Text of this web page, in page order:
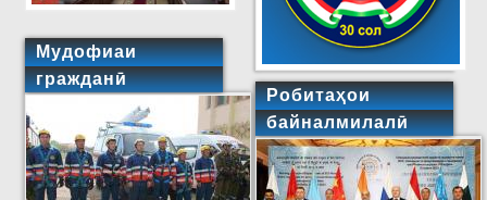
Мудофиаи
гражданӣ
Робитаҳои
байналмилалӣ